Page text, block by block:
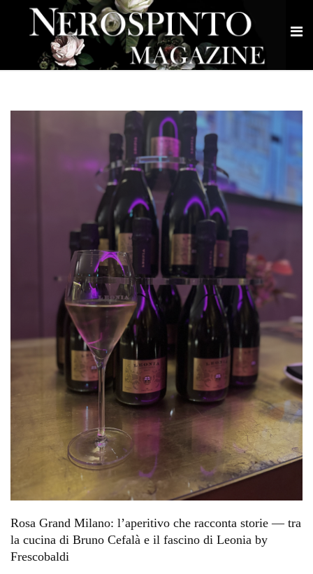
Rosa Grand Milano: l’aperitivo che racconta storie — tra
la cucina di Bruno Cefalà e il fascino di Leonia by
Frescobaldi